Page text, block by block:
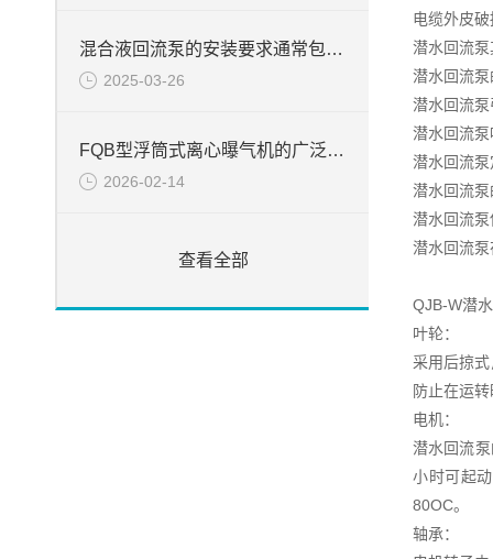
混合液回流泵的安装要求通常包括以下几个方面
2025-03-26
FQB型浮筒式离心曝气机的广泛应用
2026-02-14
查看全部
电缆外皮
潜水回流
潜水回流
潜水回流
潜水回流
潜水回流
潜水回流
潜水回流
潜水回流
QJB-W潜
叶轮：
采用后掠
防止在运
电机：
潜水回流
小时可起
80OC。
轴承：